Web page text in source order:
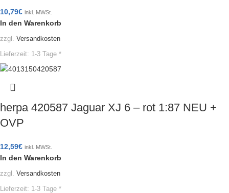
10,79€ inkl. MWSt.
In den Warenkorb
zzgl. Versandkosten
Lieferzeit: 1-3 Tage *
herpa 420587 Jaguar XJ 6 – rot 1:87 NEU +
OVP
12,59€ inkl. MWSt.
In den Warenkorb
zzgl. Versandkosten
Lieferzeit: 1-3 Tage *